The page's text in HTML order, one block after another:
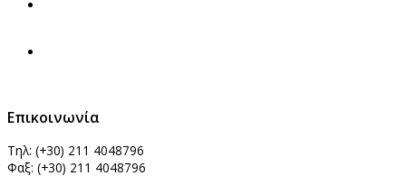
Επικοινωνία
Τηλ: (+30) 211 4048796
Φαξ: (+30) 211 4048796